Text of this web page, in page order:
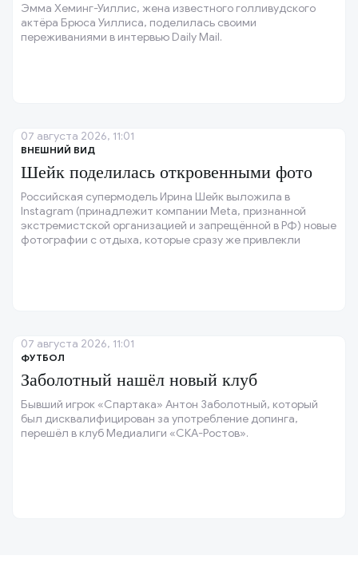
Эмма Хеминг-Уиллис, жена известного голливудского
актёра Брюса Уиллиса, поделилась своими
переживаниями в интервью Daily Mail.
ВНЕШНИЙ ВИД
Шейк поделилась откровенными фото
Российская супермодель Ирина Шейк выложила в
Instagram (принадлежит компании Meta, признанной
экстремистской организацией и запрещённой в РФ) новые
фотографии с отдыха, которые сразу же привлекли
07 августа 2026, 11:01
ФУТБОЛ
Заболотный нашёл новый клуб
Бывший игрок «Спартака» Антон Заболотный, который
был дисквалифицирован за употребление допинга,
перешёл в клуб Медиалиги «СКА-Ростов».
07 августа 2026, 11:01